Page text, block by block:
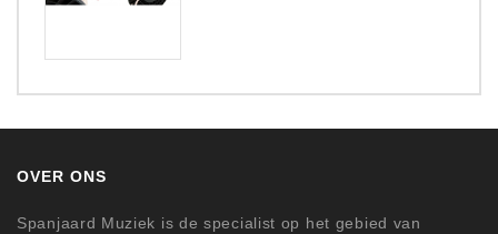
OVER ONS
Spanjaard Muziek is de specialist op het gebied van